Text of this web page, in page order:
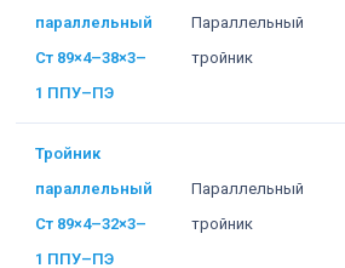
параллельный
Ст 89×4–38×3–
1 ППУ–ПЭ
Параллельный
тройник
Тройник
параллельный
Ст 89×4–32×3–
1 ППУ–ПЭ
Параллельный
тройник